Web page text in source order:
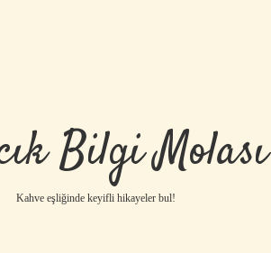
Bilgi Molası
Kahve eşliğinde keyifli hikayeler bul!